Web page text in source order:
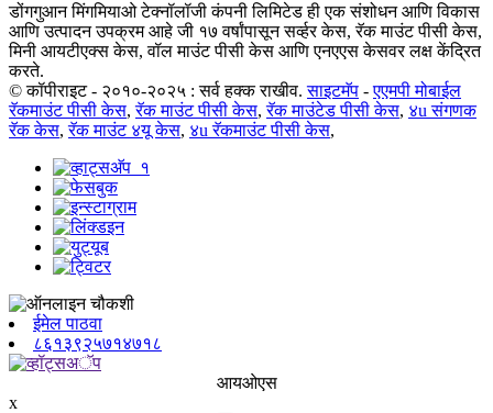
डोंगगुआन मिंगमियाओ टेक्नॉलॉजी कंपनी लिमिटेड ही एक संशोधन आणि विकास
आणि उत्पादन उपक्रम आहे जी १७ वर्षांपासून सर्व्हर केस, रॅक माउंट पीसी केस,
मिनी आयटीएक्स केस, वॉल माउंट पीसी केस आणि एनएएस केसवर लक्ष केंद्रित
करते.
© कॉपीराइट - २०१०-२०२५ : सर्व हक्क राखीव. साइटमॅप -एएमपी मोबाईल
रॅकमाउंट पीसी केस,रॅक माउंट पीसी केस,रॅक माउंटेड पीसी केस, ४u संगणक
रॅक केस,रॅक माउंट ४यू केस, ४u रॅकमाउंट पीसी केस,
ईमेल पाठवा
८६१३९२५७१४७१८
आयओएस
x